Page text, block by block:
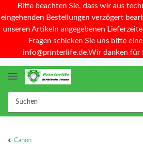
Bitte beachten Sie, dass wir aus
eingehenden Bestellungen verzögert
unseren Artikeln angegebenen
Fragen schicken Sie uns bitte
info@printerlife.de.Wir danken für
Canon